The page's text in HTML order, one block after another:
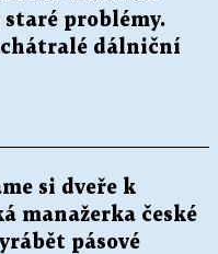
staré problémy.
dálniční
si dveře k
manažerka české
pásové